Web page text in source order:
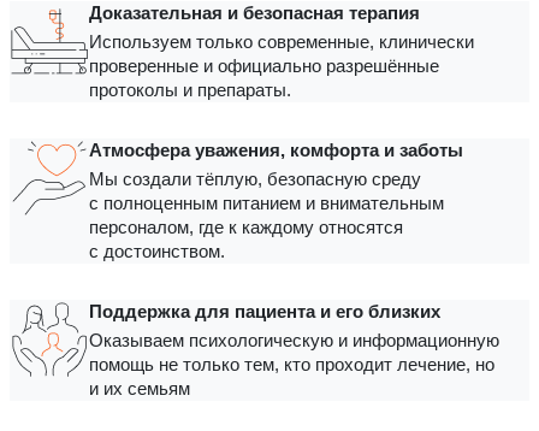
Доказательная и безопасная терапия
Используем только современные, клинически
проверенные и официально разрешённые
протоколы и препараты.
Атмосфера уважения, комфорта и заботы
Мы создали тёплую, безопасную среду
с полноценным питанием и внимательным
персоналом, где к каждому относятся
с достоинством.
Поддержка для пациента и его близких
Оказываем психологическую и информационную
помощь не только тем, кто проходит лечение, но
и их семьям